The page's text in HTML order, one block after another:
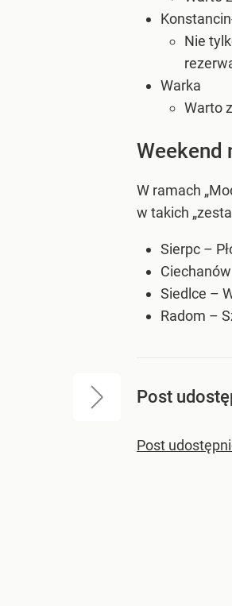
Nie
Warka
Warto
Weekend
W ramach
w takich
Sierpc –
Siedlce –
Radom –
Post
Post